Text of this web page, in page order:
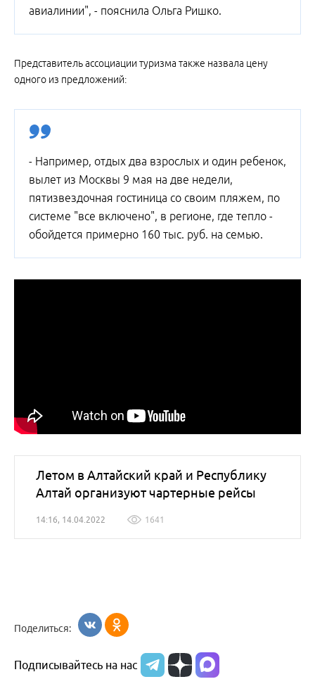
авиалинии", - пояснила Ольга Ришко.
Представитель ассоциации туризма также назвала цену
одного из предложений:
- Например, отдых два взрослых и один ребенок,
вылет из Москвы 9 мая на две недели,
пятизвездочная гостиница со своим пляжем, по
системе "все включено", в регионе, где тепло -
обойдется примерно 160 тыс. руб. на семью.
Летом в Алтайский край и Республику
Алтай организуют чартерные рейсы
14:16, 14.04.2022 1641
Поделиться:
Подписывайтесь на нас